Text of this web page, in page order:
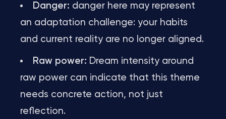
Danger: danger here may represent
an adaptation challenge: your habits
and current reality are no longer aligned.
Raw power: Dream intensity around
raw power can indicate that this theme
needs concrete action, not just
reflection.